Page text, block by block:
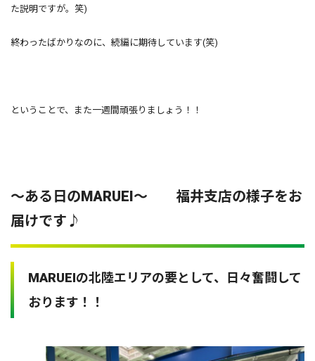
た説明ですが。笑)
終わったばかりなのに、続編に期待しています(笑)
ということで、また一週間頑張りましょう！！
～ある日のMARUEI～ 福井支店の様子をお
届けです♪
MARUEIの北陸エリアの要として、日々奮闘して
おります！！